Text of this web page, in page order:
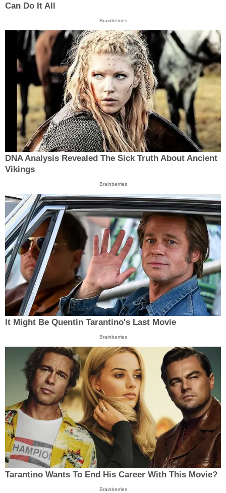
Can Do It All
Brainberries
DNA Analysis Revealed The Sick Truth About Ancient
Vikings
Brainberries
It Might Be Quentin Tarantino's Last Movie
Brainberries
Tarantino Wants To End His Career With This Movie?
Brainberries